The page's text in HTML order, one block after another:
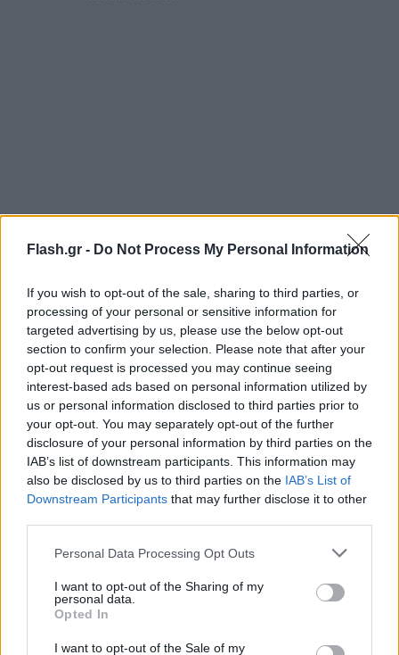
Flash.gr - Do Not Process My Personal Information
If you wish to opt-out of the sale, sharing to third parties, or
processing of your personal or sensitive information for
targeted advertising by us, please use the below opt-out
section to confirm your selection. Please note that after your
opt-out request is processed you may continue seeing
interest-based ads based on personal information utilized by
us or personal information disclosed to third parties prior to
your opt-out. You may separately opt-out of the further
disclosure of your personal information by third parties on the
IAB’s list of downstream participants. This information may
also be disclosed by us to third parties on the IAB’s List of
Downstream Participants that may further disclose it to other
Please note that this website/app uses one or more Google
not limited to your visit or usage behaviour. You may click to
grant or deny consent to Google and its third-party tags to
use your data for below specified purposes in below Google
consent section.
Personal Data Processing Opt Outs
I want to opt-out of the Sharing of my
personal data.
Opted In
I want to opt-out of the Sale of my
FLASH FOCUS